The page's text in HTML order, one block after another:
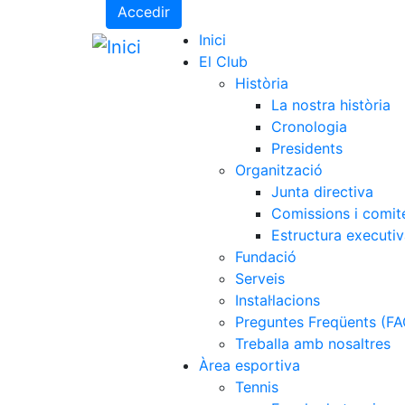
Accedir
Inici
El Club
Història
La nostra història
Cronologia
Presidents
Organització
Junta directiva
Comissions i
Estructura
Fundació
Serveis
Instal·lacions
Preguntes Freqüents
Treballa amb nosaltres
Àrea esportiva
Tennis